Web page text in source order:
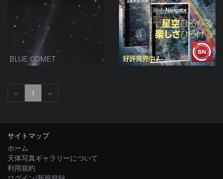
BLUE COMET
« 1 »
サイトマップ
ホーム
天体写真ギャラリーについて
利用規約